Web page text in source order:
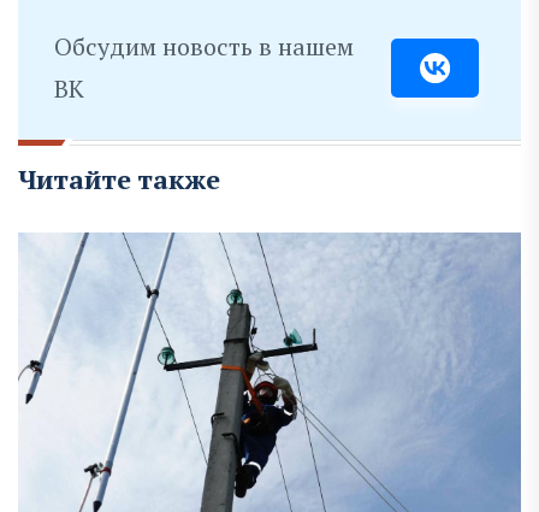
Обсудим новость в нашем
ВК
Читайте также